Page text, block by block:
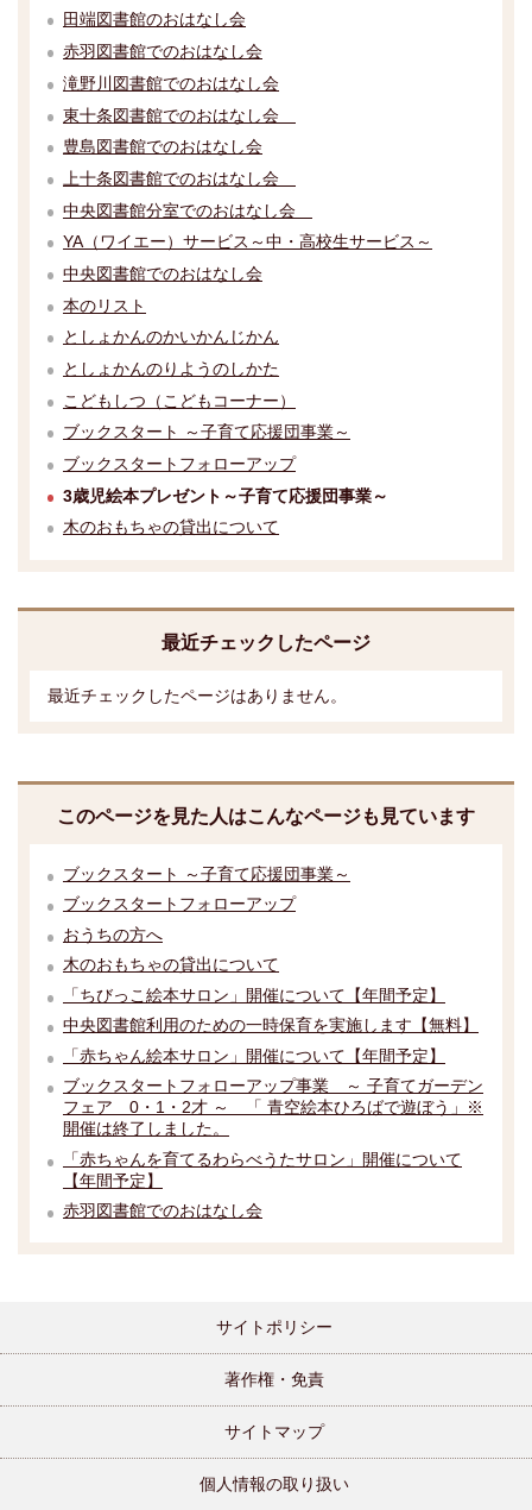
田端図書館のおはなし会
赤羽図書館でのおはなし会
滝野川図書館でのおはなし会
東十条図書館でのおはなし会
豊島図書館でのおはなし会
上十条図書館でのおはなし会
中央図書館分室でのおはなし会
YA（ワイエー）サービス～中・高校生サービス～
中央図書館でのおはなし会
本のリスト
としょかんのかいかんじかん
としょかんのりようのしかた
こどもしつ（こどもコーナー）
ブックスタート ～子育て応援団事業～
ブックスタートフォローアップ
3歳児絵本プレゼント～子育て応援団事業～
木のおもちゃの貸出について
最近チェックしたページ
最近チェックしたページはありません。
このページを見た人はこんなページも見ています
ブックスタート ～子育て応援団事業～
ブックスタートフォローアップ
おうちの方へ
木のおもちゃの貸出について
「ちびっこ絵本サロン」開催について【年間予定】
中央図書館利用のための一時保育を実施します【無料】
「赤ちゃん絵本サロン」開催について【年間予定】
ブックスタートフォローアップ事業 ～ 子育てガーデン
フェア 0・1・2才 ～ 「 青空絵本ひろばで遊ぼう」※
開催は終了しました。
「赤ちゃんを育てるわらべうたサロン」開催について
【年間予定】
赤羽図書館でのおはなし会
サイトポリシー
著作権・免責
サイトマップ
個人情報の取り扱い